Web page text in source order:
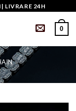
LIVRARE 24H
0